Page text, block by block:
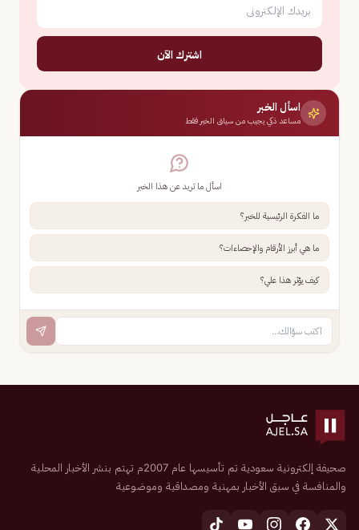
اشترك الآن
اسأل الخبر
مساعد ذكي يجيب من سياق الخبر فقط
اسأل ما تريد عن هذا الخبر
ما الفكرة الرئيسية للخبر؟
ما هي أبرز الأرقام والإحصاءات؟
كيف يؤثر هذا علي؟
صحيفة إلكترونية سعودية تم تأسيسها عام 2007م تهتم بنشر الأخبار المحلية
والمنافسة في سبق الأخبار بمهنية ومصداقية وموضوعية